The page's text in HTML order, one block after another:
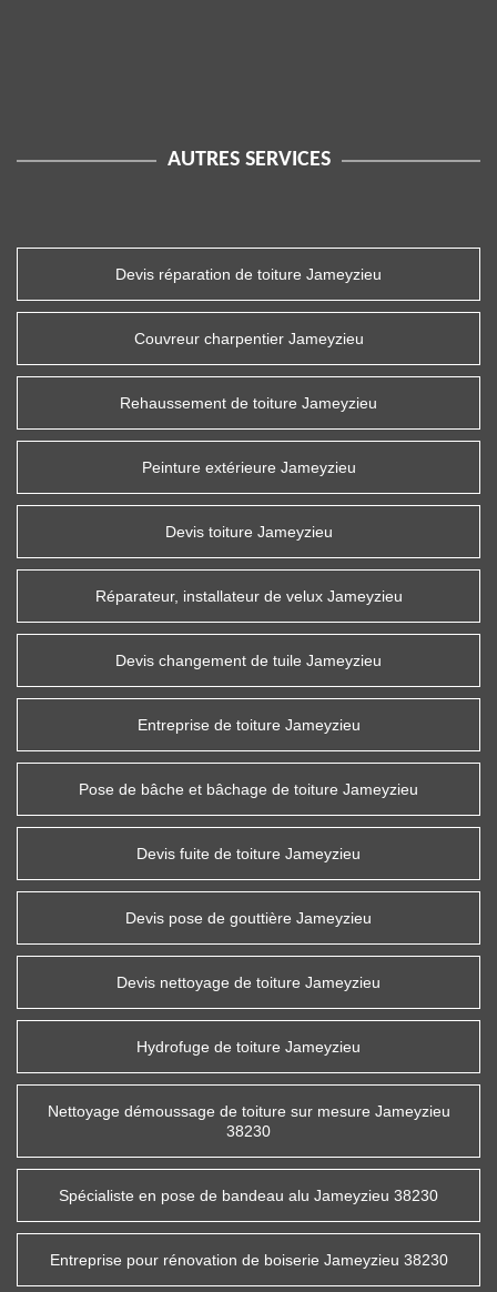
AUTRES SERVICES
Devis réparation de toiture Jameyzieu
Couvreur charpentier Jameyzieu
Rehaussement de toiture Jameyzieu
Peinture extérieure Jameyzieu
Devis toiture Jameyzieu
Réparateur, installateur de velux Jameyzieu
Devis changement de tuile Jameyzieu
Entreprise de toiture Jameyzieu
Pose de bâche et bâchage de toiture Jameyzieu
Devis fuite de toiture Jameyzieu
Devis pose de gouttière Jameyzieu
Devis nettoyage de toiture Jameyzieu
Hydrofuge de toiture Jameyzieu
Nettoyage démoussage de toiture sur mesure Jameyzieu
38230
Spécialiste en pose de bandeau alu Jameyzieu 38230
Entreprise pour rénovation de boiserie Jameyzieu 38230